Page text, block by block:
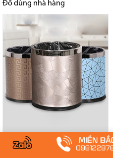
Đồ dùng nhà hàng
Kệ để hành lý